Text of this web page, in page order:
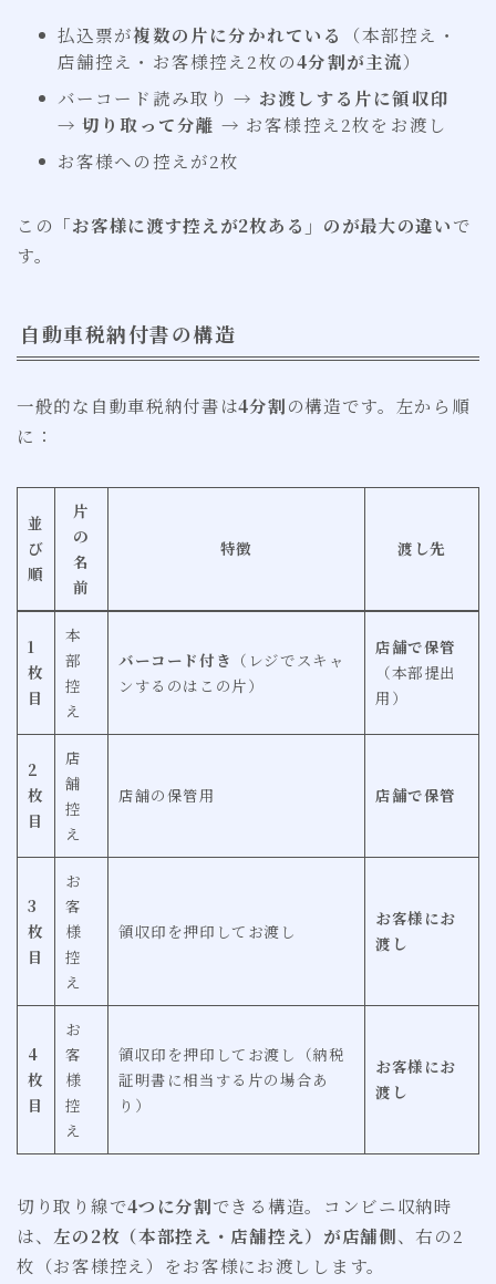
払込票が複数の片に分かれている
（本部控え・
店舗控え・お客様控え2枚の4分割が主流）
バーコード読み取り → お渡しする片に領収印
→ 切り取って分離 → お客様控え2枚をお渡し
お客様への控えが2枚
この 「お客様に渡す控えが2枚ある」のが最大の違いで
す。
自動車税納付書の構造
一般的な自動車税納付書は4分割の構造です。左から順
に：
並
び
順
片
の
名
前
特徴 渡し先
1
枚
目
本
部
控
え
バーコード付き （レジでスキャ
ンするのはこの片）
店舗で保管
（本部提出
用）
2
枚
目
店
舗
控
え
店舗の保管用 店舗で保管
3
枚
目
お
客
様
控
え
領収印を押印してお渡し
お客様にお
渡し
4
枚
目
お
客
様
控
え
領収印を押印してお渡し（納税
証明書に相当する片の場合あ
り）
お客様にお
渡し
切り取り線で4つに分割できる構造。コンビニ収納時
は、 左の2枚（本部控え・店舗控え）が店舗側、右の2
枚（お客様控え）をお客様にお渡しします。